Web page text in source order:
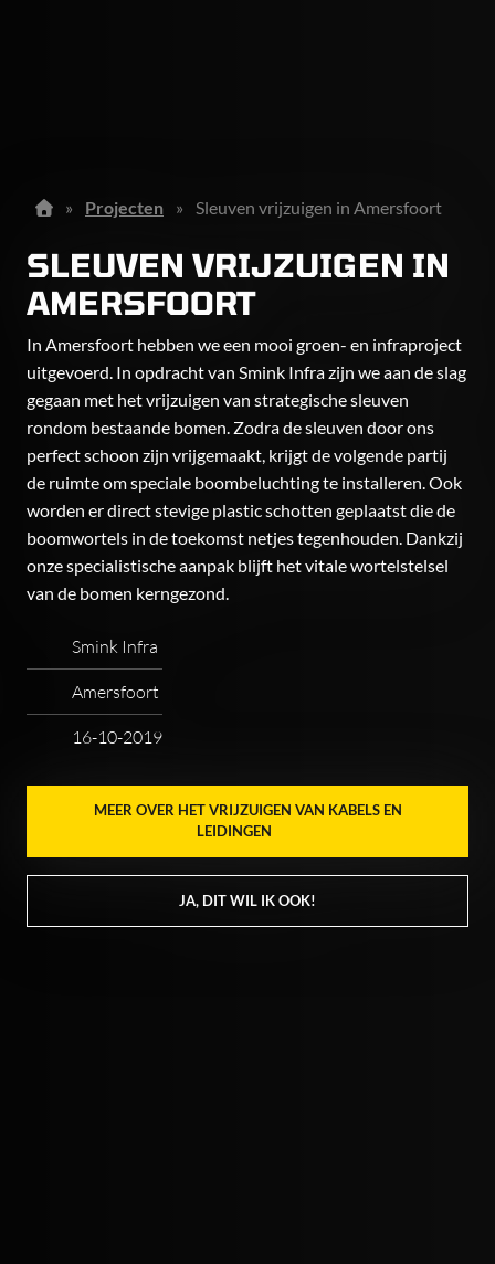
» Projecten » Sleuven vrijzuigen in Amersfoort
SLEUVEN VRIJZUIGEN IN
AMERSFOORT
In Amersfoort hebben we een mooi groen- en infraproject
uitgevoerd. In opdracht van Smink Infra zijn we aan de slag
gegaan met het vrijzuigen van strategische sleuven
rondom bestaande bomen. Zodra de sleuven door ons
perfect schoon zijn vrijgemaakt, krijgt de volgende partij
de ruimte om speciale boombeluchting te installeren. Ook
worden er direct stevige plastic schotten geplaatst die de
boomwortels in de toekomst netjes tegenhouden. Dankzij
onze specialistische aanpak blijft het vitale wortelstelsel
van de bomen kerngezond.
Smink Infra
Amersfoort
16-10-2019
MEER OVER HET VRIJZUIGEN VAN KABELS EN
LEIDINGEN
JA, DIT WIL IK OOK!